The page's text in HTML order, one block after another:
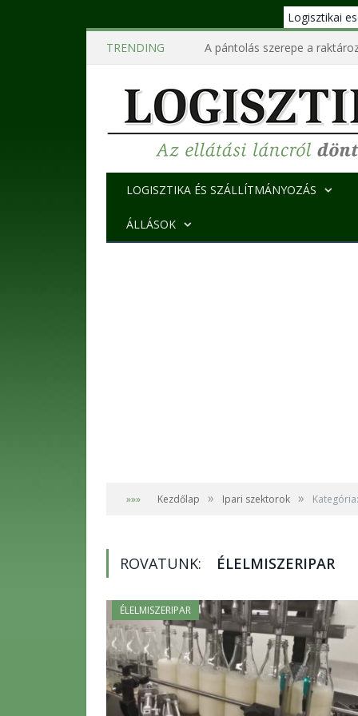
Logisztikai
TRENDING
A pántolás szerepe a
LOGISZTIKA ÉS SZÁLLÍTMÁNYOZÁS
ÁLLÁSOK
»»» Kezdőlap » Ipari szektorok »
ROVATUNK: ÉLELMISZERIPAR
ÉLELMISZERIPAR